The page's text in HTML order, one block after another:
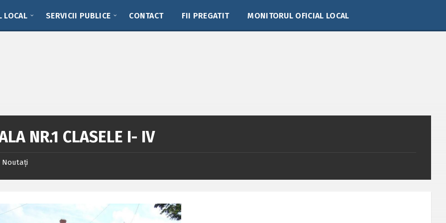
LOCAL SERVICII PUBLICE CONTACT FII PREGATIT MONITORUL OFICIAL LOCAL
NR.1 CLASELE I- IV
Noutați